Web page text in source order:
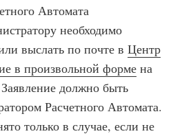
Автомата
необходимо
выслать по почте в Центр
в произвольной форме на
должно быть
Расчетного Автомата.
только в случае, если не